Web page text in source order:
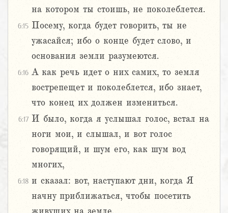
на котором ты стоишь, не поколеблется.
6:15 Посему, когда будет говорить, ты не
ужасайся; ибо о конце будет слово, и
основания земли разумеются.
6:16 А как речь идет о них самих, то земля
вострепещет и поколеблется, ибо знает,
что конец их должен измениться.
6:17 И было, когда я услышал голос, встал на
ноги мои, и слышал, и вот голос
говорящий, и шум его, как шум вод
многих,
6:18 и сказал: вот, наступают дни, когда Я
начну приближаться, чтобы посетить